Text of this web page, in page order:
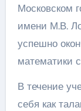
Московском
имени М.В.
успешно
математики
В течение
себя как